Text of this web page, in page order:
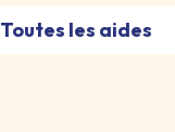
Toutes les aides